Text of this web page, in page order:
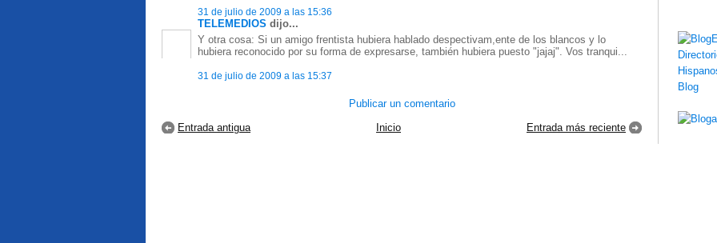
31 de julio de 2009 a las 15:36
TELEMEDIOS dijo...
Y otra cosa: Si un amigo frentista hubiera hablado despectivam,ente de los blancos y lo
hubiera reconocido por su forma de expresarse, también hubiera puesto "jajaj". Vos tranqui...
31 de julio de 2009 a las 15:37
Publicar un comentario
Entrada más reciente
Entrada antigua Inicio